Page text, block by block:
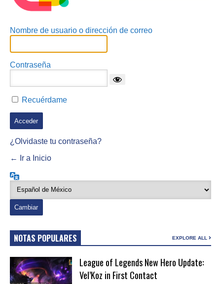
Nombre de usuario o dirección de correo
Contraseña
Recuérdame
¿Olvidaste tu contraseña?
← Ir a Inicio
NOTAS POPULARES EXPLORE ALL
League of Legends New Hero Update:
Vel’Koz in First Contact